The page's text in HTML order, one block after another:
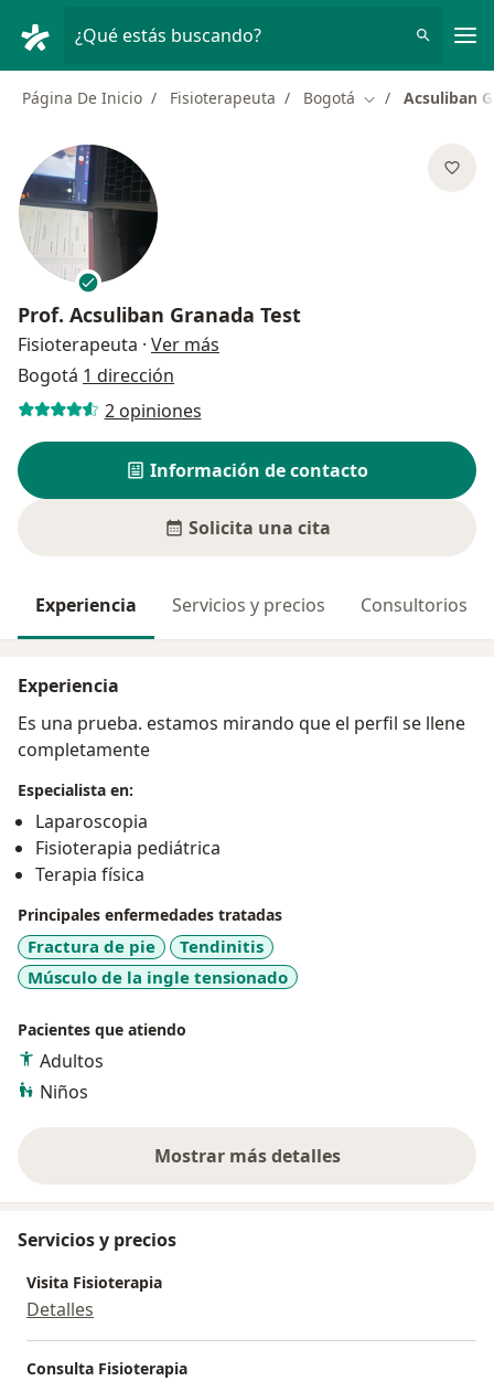
¿Qué estás buscando?
Página De Inicio Fisioterapeuta Bogotá Cambiar de
Acsuliban
Prof. Acsuliban Granada Test
Fisioterapeuta · Ver más
Bogotá 1 dirección
2 opiniones
Información de contacto
Solicita una cita
Experiencia Servicios y precios Consultorios
Experiencia
Es una prueba. estamos mirando que el perfil se llene
completamente
Especialista en:
Laparoscopia
Fisioterapia pediátrica
Terapia física
Principales enfermedades tratadas
Fractura de pie
Tendinitis
Músculo de la ingle tensionado
Pacientes que atiendo
Adultos
Niños
Mostrar más detalles
sobre la experiencia
Servicios y precios
Visita Fisioterapia
Detalles
Consulta Fisioterapia